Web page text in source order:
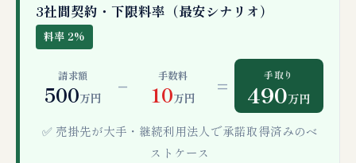
3社間契約・下限料率（最安シナリオ）
料率 2%
請求額
500万円
− 手数料
10万円
= 手取り
490万円
✅ 売掛先が大手・継続利用法人で承諾取得済みのベ
ストケース